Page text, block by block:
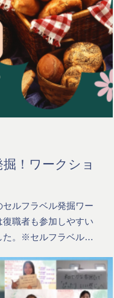
！ワークショ
ルフラベル発掘ワー
職者も参加しやすい
た。※セルフラベル…